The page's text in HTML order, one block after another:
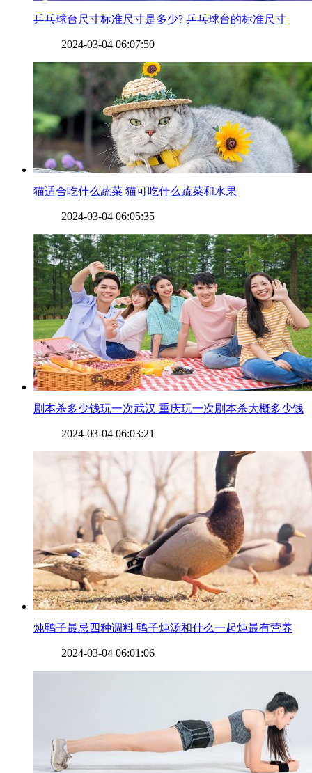
​乒乓球台尺寸标准尺寸是多少? 乒乓球台的标准尺寸
2024-03-04 06:07:50
​猫适合吃什么蔬菜 猫可吃什么蔬菜和水果
2024-03-04 06:05:35
​剧本杀多少钱玩一次武汉 重庆玩一次剧本杀大概多少钱
2024-03-04 06:03:21
​炖鸭子最忌四种调料 鸭子炖汤和什么一起炖最有营养
2024-03-04 06:01:06